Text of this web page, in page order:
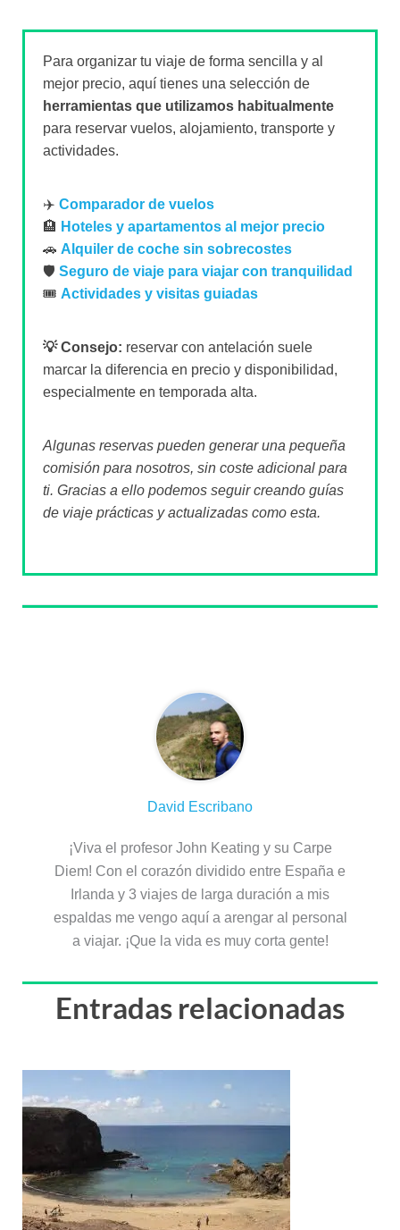
Para organizar tu viaje de forma sencilla y al
mejor precio, aquí tienes una selección de
herramientas que utilizamos habitualmente
para reservar vuelos, alojamiento, transporte y
actividades.
✈️ Comparador de vuelos
🏨 Hoteles y apartamentos al mejor precio
🚗 Alquiler de coche sin sobrecostes
🛡️ Seguro de viaje para viajar con tranquilidad
🎟️ Actividades y visitas guiadas
💡 Consejo: reservar con antelación suele
marcar la diferencia en precio y disponibilidad,
especialmente en temporada alta.
Algunas reservas pueden generar una pequeña
comisión para nosotros, sin coste adicional para
ti. Gracias a ello podemos seguir creando guías
de viaje prácticas y actualizadas como esta.
David Escribano
¡Viva el profesor John Keating y su Carpe
Diem! Con el corazón dividido entre España e
Irlanda y 3 viajes de larga duración a mis
espaldas me vengo aquí a arengar al personal
a viajar. ¡Que la vida es muy corta gente!
Entradas relacionadas